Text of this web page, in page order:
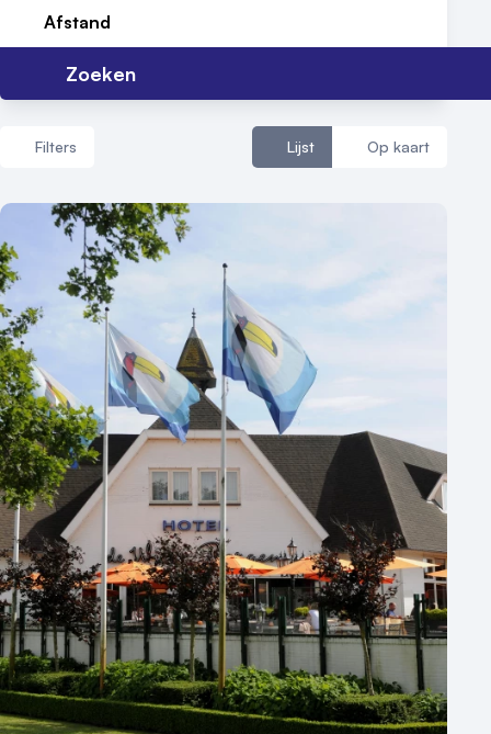
Afstand
Zoeken
Filters Lijst Op kaart
Aantal zalen
1 - 5 zalen
6 - 10 zalen
10 of meer zalen
Aantal personen
1 - 50 personen
50 - 100 personen
100 - 250 personen
250 - 500 personen
500+ personen
Bijzondere locaties
Buitenlocatie
Duurzame locatie
Groene locatie
Heisessie
Hotel